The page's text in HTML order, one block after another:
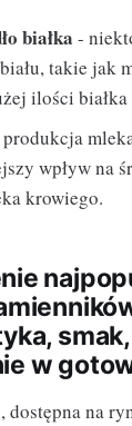
białka -
takie jak
ilości
wpływ na
krowiego.
smak,
w
dostępna na